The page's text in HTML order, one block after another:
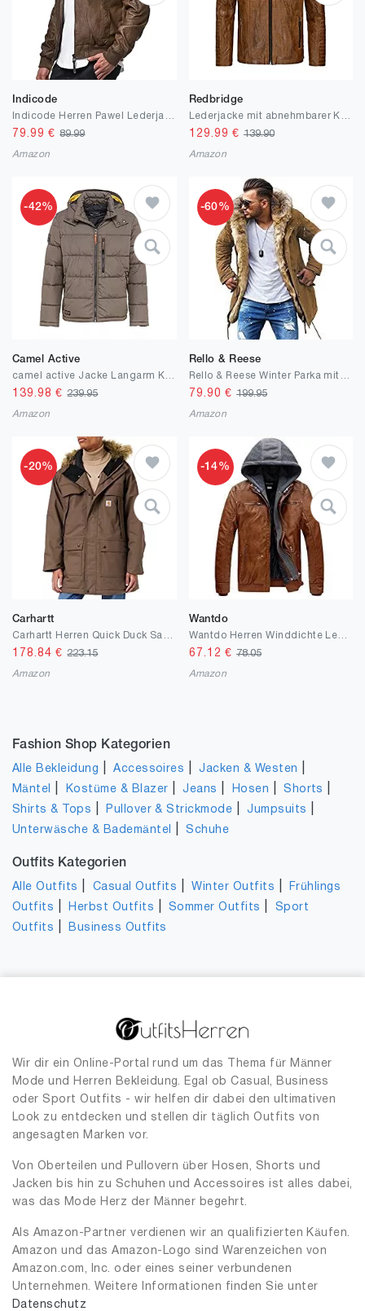
Indicode
79.99 €89.99
Amazon
Redbridge
129.99 € 139.90
Amazon
-42%
Camel Active
139.98 €239.95
Amazon
-60%
Rello & Reese
79.90 € 199.95
Amazon
-20%
Carhartt
178.84 €223.15
Amazon
-14%
Wantdo
67.12 € 78.05
Amazon
Fashion Shop Kategorien
Alle Bekleidung |Accessoires |Jacken & Westen
Mäntel Kostüme & Blazer |Jeans Hosen |Shorts
Shirts & Tops Pullover & Strickmode |Jumpsuits
Unterwäsche & Bademäntel |Schuhe
Outfits Kategorien
Alle Outfits Casual Outfits |Winter Outfits
Frühlings
Outfits
Herbst Outfits Sommer Outfits
Sport
Outfits
Business Outfits
Wir dir ein Online-Portal rund um das Thema für Männer
Mode und Herren Bekleidung. Egal ob Casual, Business
oder Sport Outfits - wir helfen dir dabei den ultimativen
Look zu entdecken und stellen dir täglich Outfits von
angesagten Marken vor.
Von Oberteilen und Pullovern über Hosen, Shorts und
Jacken bis hin zu Schuhen und Accessoires ist alles dabei,
was das Mode Herz der Männer begehrt.
Als Amazon-Partner verdienen wir an qualifizierten Käufen.
Amazon und das Amazon-Logo sind Warenzeichen von
Amazon.com, Inc. oder eines seiner verbundenen
Unternehmen. Weitere Informationen finden Sie unter
Datenschutz